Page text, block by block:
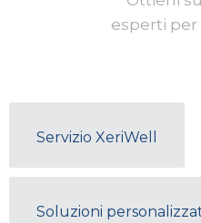
esperti
e
tecniche,
e
garantire
Servizio XeriWell
Soluzioni